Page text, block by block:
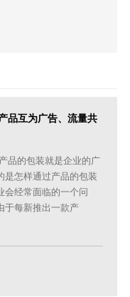
品互为广告、流量共
品的包装就是企业的广
是怎样通过产品的包装
会经常面临的一个问
于每新推出一款产